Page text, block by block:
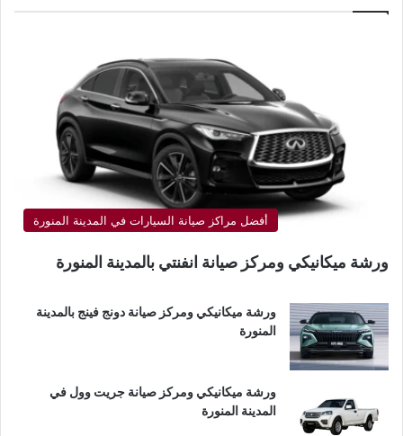
أفضل مراكز صيانة السيارات في المدينة المنورة
ورشة ميكانيكي ومركز صيانة انفنتي بالمدينة المنورة
ورشة ميكانيكي ومركز صيانة دونج فينج بالمدينة
المنورة
ورشة ميكانيكي ومركز صيانة جريت وول في
المدينة المنورة